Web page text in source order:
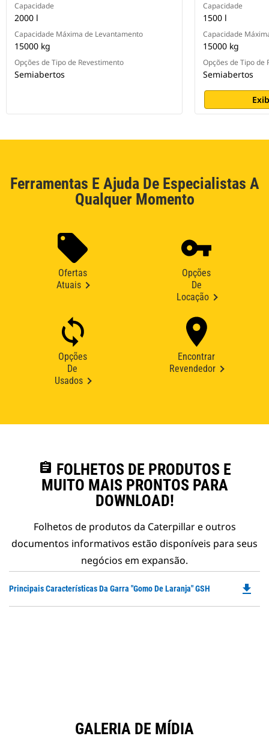
Capacidade
2000 l
Capacidade Máxima de Levantamento
15000 kg
Opções de Tipo de Revestimento
Semiabertos
Capacidade
1500 l
Capacidade
15000 kg
Opções de Tipo de
Semiabertos
Ferramentas E Ajuda De Especialistas A
Qualquer Momento
Ofertas
Atuais
Opções
De
Locação
Opções
De
Usados
Encontrar
Revendedor
assignment FOLHETOS DE PRODUTOS E
MUITO MAIS PRONTOS PARA
DOWNLOAD!
Folhetos de produtos da Caterpillar e outros
documentos informativos estão disponíveis para seus
negócios em expansão.
Principais Características Da Garra "Gomo De Laranja" GSH file_download
GALERIA DE MÍDIA